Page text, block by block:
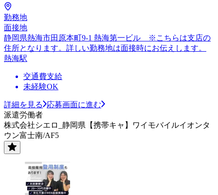
勤務地
面接地
静岡県熱海市田原本町9-1 熱海第一ビル ※こちらは支店の
住所となります。詳しい勤務地は面接時にお伝えします。
熱海駅
交通費支給
未経験OK
詳細を見る
応募画面に進む
派遣労働者
株式会社シエロ_静岡県【携帯キャ】ワイモバイルイオンタ
ウン富士南/AF5